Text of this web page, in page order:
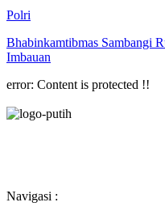
Polri
Bhabinkamtibmas Sambangi
Imbauan
error: Content is protected !!
Navigasi :